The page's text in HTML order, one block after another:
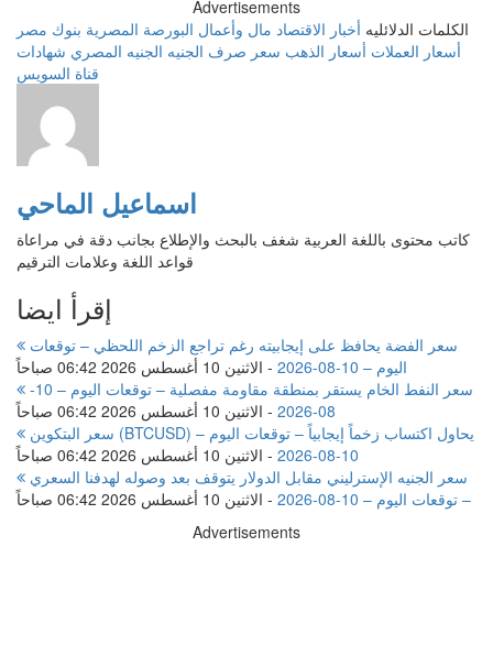
Advertisements
الكلمات الدلائليه أخبار الاقتصاد مال وأعمال البورصة المصرية بنوك مصر
أسعار العملات أسعار الذهب سعر صرف الجنيه الجنيه المصري شهادات
قناة السويس
اسماعيل الماحي
كاتب محتوى باللغة العربية شغف بالبحث والإطلاع بجانب دقة في مراعاة
قواعد اللغة وعلامات الترقيم
إقرأ ايضا
اليوم – 10-08-2026
- الاثنين 10 أغسطس 2026 06:42 صباحاً
08-2026
- الاثنين 10 أغسطس 2026 06:42 صباحاً
10-08-2026
- الاثنين 10 أغسطس 2026 06:42 صباحاً
– توقعات اليوم – 10-08-2026
- الاثنين 10 أغسطس 2026 06:42 صباحاً
Advertisements